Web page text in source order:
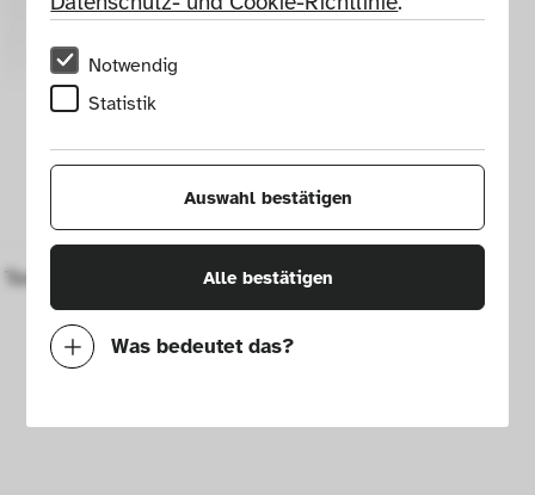
Notwendig
Statistik
Auswahl bestätigen
Alle bestätigen
Was bedeutet das?
Mit diesen Cookies können wir durch
Teekessel mit Ständer und Rechaud